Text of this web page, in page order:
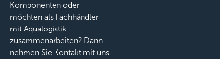
Komponenten oder
möchten als Fachhändler
mit Aqualogistik
zusammenarbeiten? Dann
nehmen Sie Kontakt mit uns